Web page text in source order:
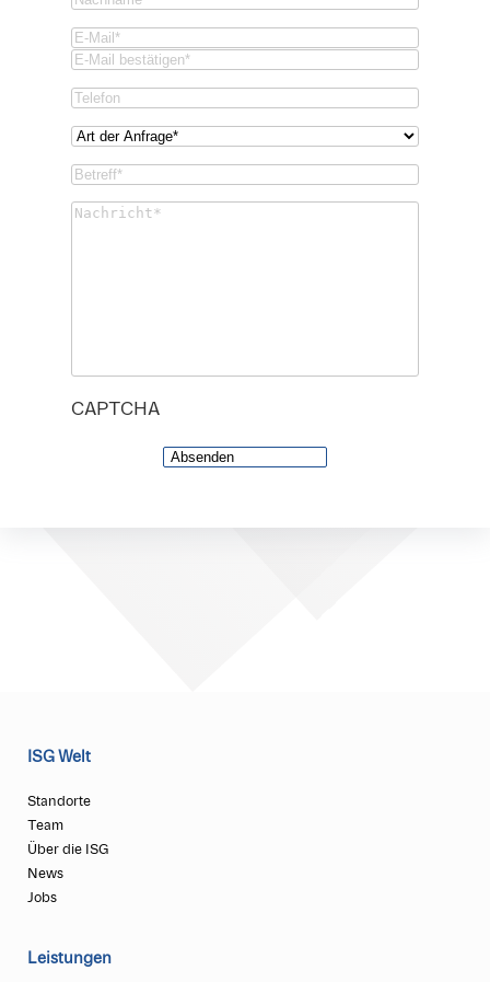
Email(Required)
Email
Email
Phone
Art
Anfrage*
(Required)
Betreff*
Untitled(Required)
CAPTCHA
ISG Welt
Standorte
Team
Über die ISG
News
Jobs
Leistungen